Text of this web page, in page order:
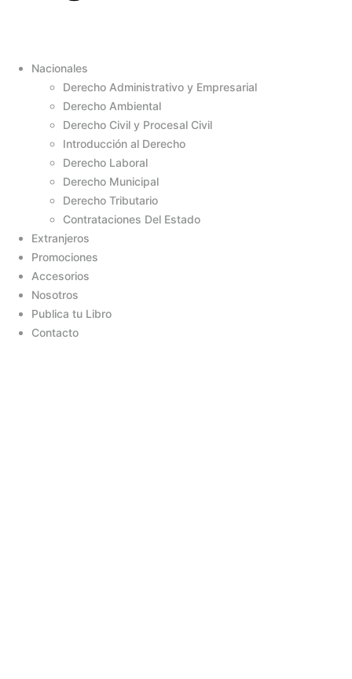
Nacionales
Derecho Administrativo y Empresarial
Derecho Ambiental
Derecho Civil y Procesal Civil
Introducción al Derecho
Derecho Laboral
Derecho Municipal
Derecho Tributario
Contrataciones Del Estado
Extranjeros
Promociones
Accesorios
Nosotros
Publica tu Libro
Contacto